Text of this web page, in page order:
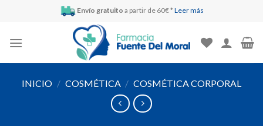
Envío gratuito a partir de 60€ * Leer más
INICIO / COSMÉTICA / COSMÉTICA CORPORAL